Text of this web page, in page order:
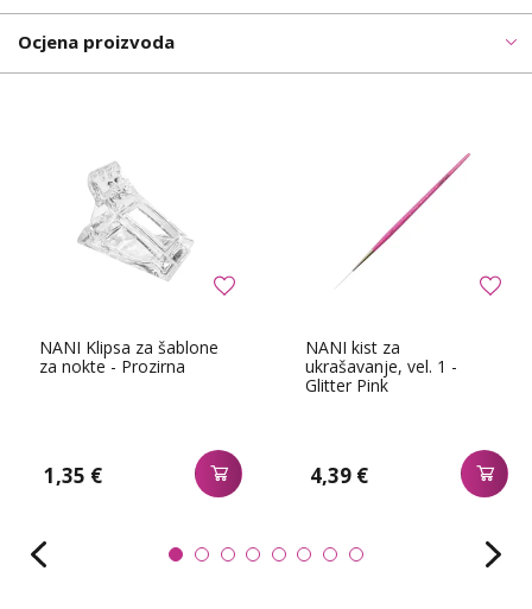
Ocjena proizvoda
NANI Klipsa za šablone
za nokte - Prozirna
1,35 €
NANI kist za
ukrašavanje, vel. 1 -
Glitter Pink
4,39 €